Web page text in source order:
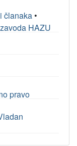
članaka •
HAZU
pravo